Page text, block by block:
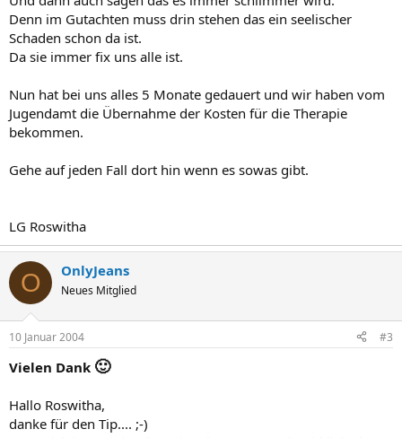
Denn im Gutachten muss drin stehen das ein seelischer
Schaden schon da ist.
Da sie immer fix uns alle ist.
Nun hat bei uns alles 5 Monate gedauert und wir haben vom
Jugendamt die Übernahme der Kosten für die Therapie
bekommen.
Gehe auf jeden Fall dort hin wenn es sowas gibt.
LG Roswitha
O OnlyJeans
Neues Mitglied
10 Januar 2004 #3
Vielen Dank 🙂
Hallo Roswitha,
danke für den Tip.... ;-)